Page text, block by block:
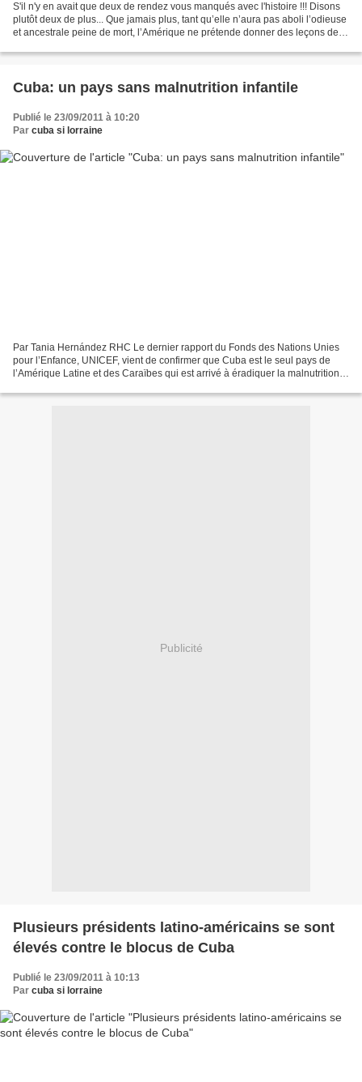
S'il n'y en avait que deux de rendez vous manqués avec l'histoire !!! Disons
plutôt deux de plus... Que jamais plus, tant qu’elle n’aura pas aboli l’odieuse
et ancestrale peine de mort, l’Amérique ne prétende donner des leçons de
Cuba: un pays sans malnutrition infantile
Publié le 23/09/2011 à 10:20
Par cuba si lorraine
Par Tania Hernández RHC Le dernier rapport du Fonds des Nations Unies
pour l’Enfance, UNICEF, vient de confirmer que Cuba est le seul pays de
l’Amérique Latine et des Caraïbes qui est arrivé à éradiquer la malnutrition
Publicité
Plusieurs présidents latino-américains se sont
élevés contre le blocus de Cuba
Publié le 23/09/2011 à 10:13
Par cuba si lorraine